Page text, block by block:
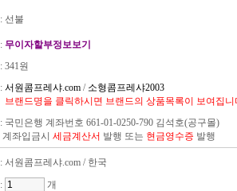
: 선불
: 무이자할부정보보기
: 341원
: 서원콤프레샤.com / 소형콤프레샤2003
브랜드명을 클릭하시면 브랜드의 상품목록이 보여집니
: 국민은행 계좌번호 661-01-0250-790 김석호(공구몰)
계좌입금시 세금계산서 발행 또는 현금영수증 발행
: 서원콤프레샤.com / 한국
: 개